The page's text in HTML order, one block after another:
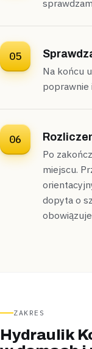
05
Na końcu
poprawnie
06
Po
miejscu.
dopyta o
ZAKRES
Hydraulik